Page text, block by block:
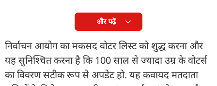
और पढ़ें
निर्वाचन आयोग का मकसद वोटर लिस्ट को शुद्ध करना और
यह सुनिश्चित करना है कि 100 साल से ज्यादा उम्र के वोटर्स
का विवरण सटीक रूप से अपडेट हो. यह कवायद मतदाता